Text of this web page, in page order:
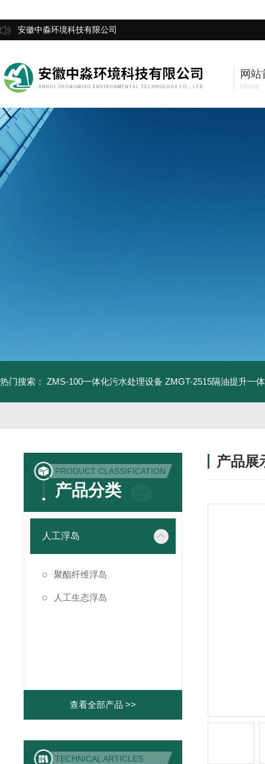
安徽中淼环境科技有限公司
网站
Home
热门搜索： ZMS-100一体化污水处理设备 ZMGT-2515隔油提升一
PRODUCT CLASSIFICATION
产品分类
人工浮岛
聚酯纤维浮岛
人工生态浮岛
查看全部产品 >>
TECHNICAL ARTICLES
产品展